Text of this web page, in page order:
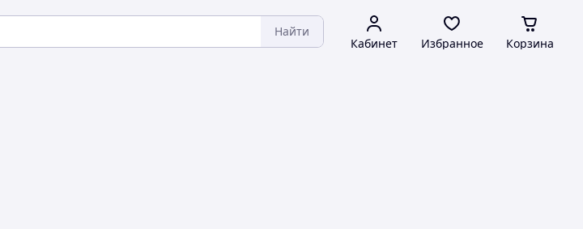
Найти
Кабинет Избранное Корзина